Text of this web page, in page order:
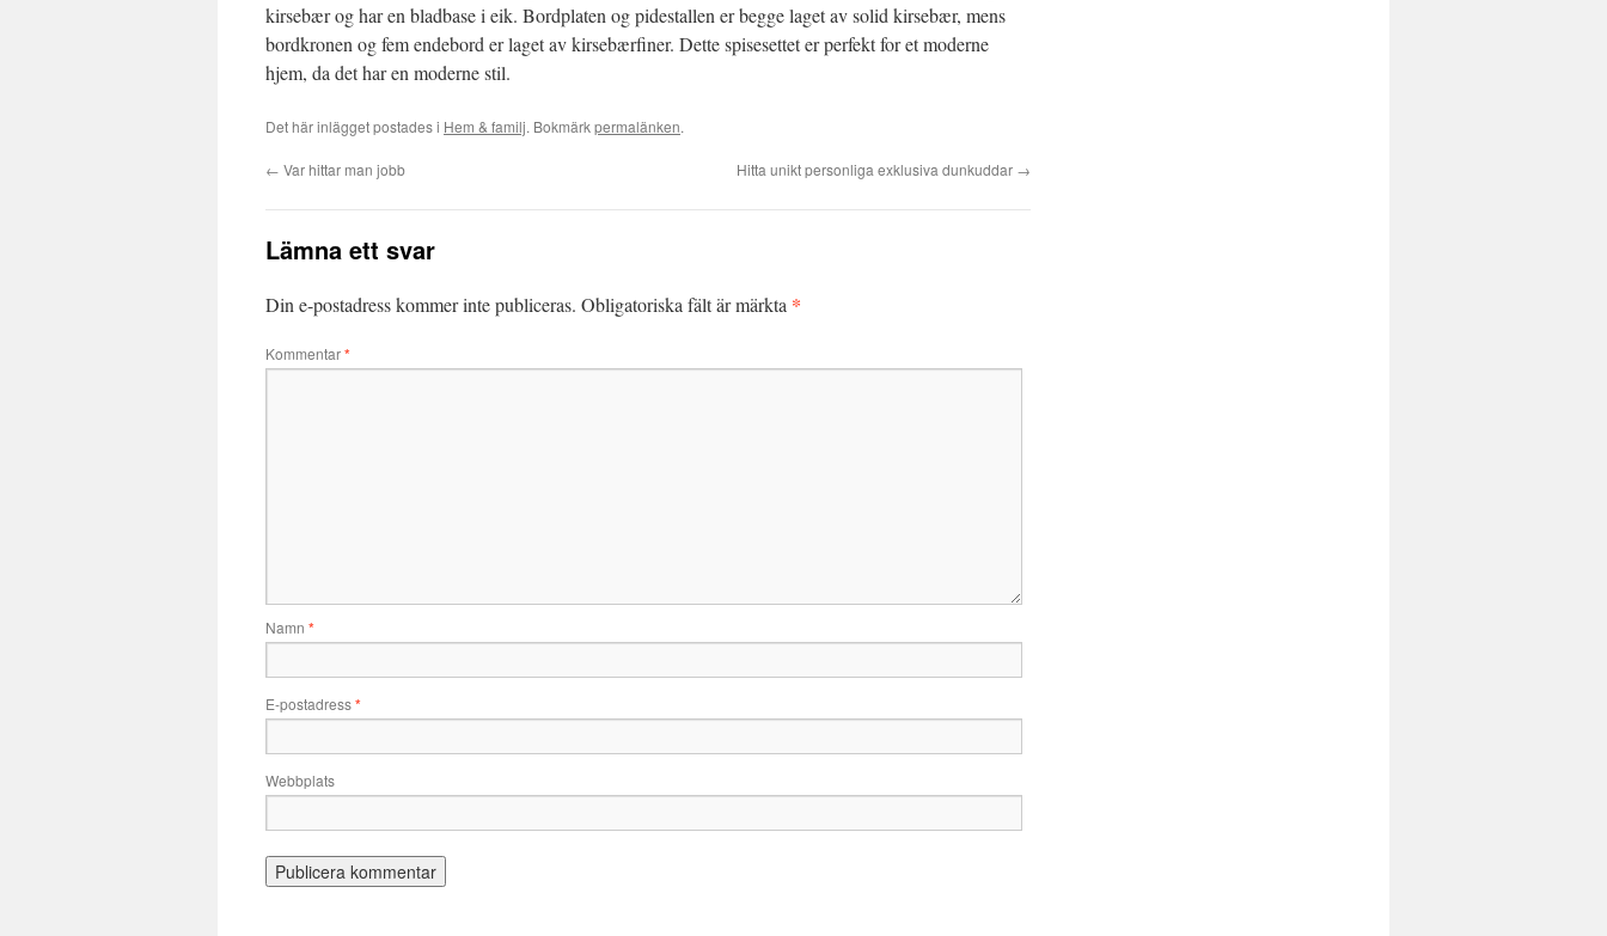
kirsebær og har en bladbase i eik. Bordplaten og pidestallen er begge laget av solid kirsebær, mens
bordkronen og fem endebord er laget av kirsebærfiner. Dette spisesettet er perfekt for et moderne
hjem, da det har en moderne stil.
Det här inlägget postades i Hem & familj. Bokmärkpermalänken.
← Var hittar man jobb Hitta unikt personliga exklusiva dunkuddar →
Lämna ett svar
Din e-postadress kommer inte publiceras. Obligatoriska fält är märkta *
Kommentar*
Namn *
E-postadress*
Webbplats